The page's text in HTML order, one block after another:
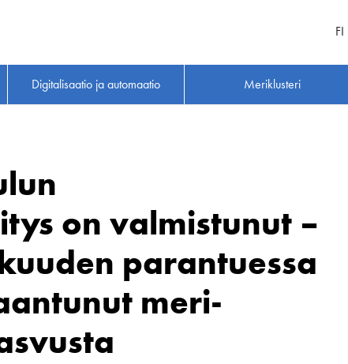
FI
Digitalisaatio ja automaatio Meriklusteri
on valmistunut –
parantuessa
meri­